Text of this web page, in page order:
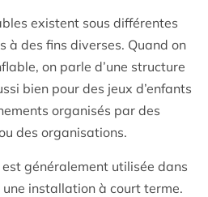
existent sous différentes
à des fins diverses. Quand on
on parle d’une structure
bien pour des jeux d’enfants
organisés par des
des organisations.
généralement utilisée dans
installation à court terme.